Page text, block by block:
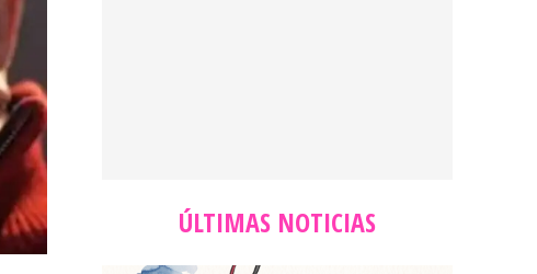
ÚLTIMAS NOTICIAS